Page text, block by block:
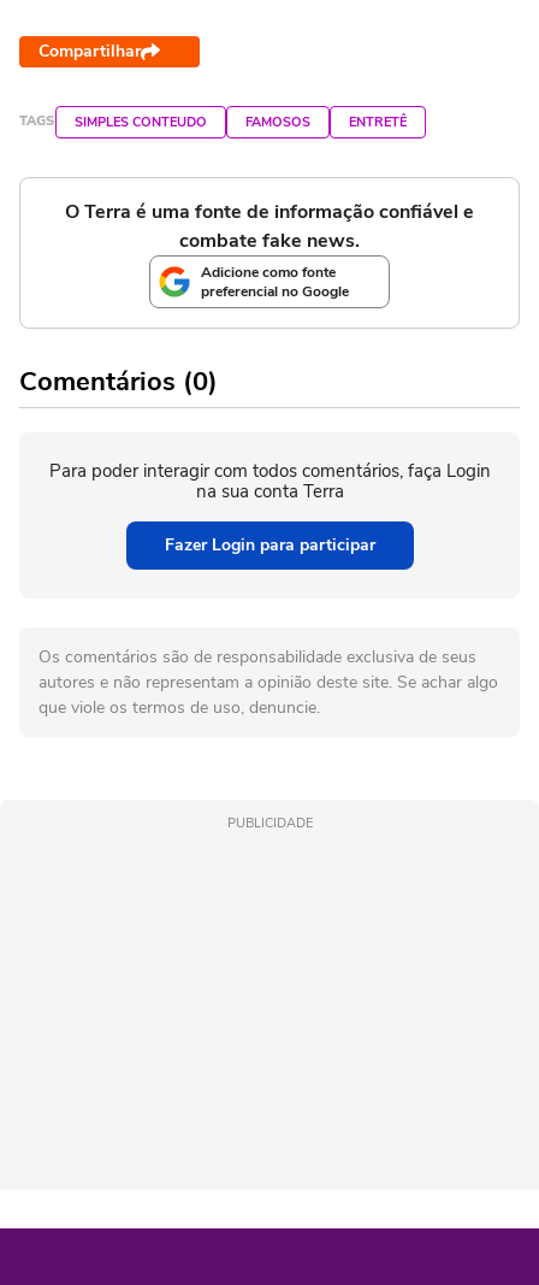
Compartilhar
TAGS SIMPLES CONTEUDO FAMOSOS ENTRETÊ
O Terra é uma fonte de informação confiável e
combate fake news.
Adicione como fonte
preferencial no Google
Comentários (0)
Para poder interagir com todos comentários, faça Login
na sua conta Terra
Fazer Login para participar
Os comentários são de responsabilidade exclusiva de seus
autores e não representam a opinião deste site. Se achar algo
que viole os termos de uso, denuncie.
PUBLICIDADE